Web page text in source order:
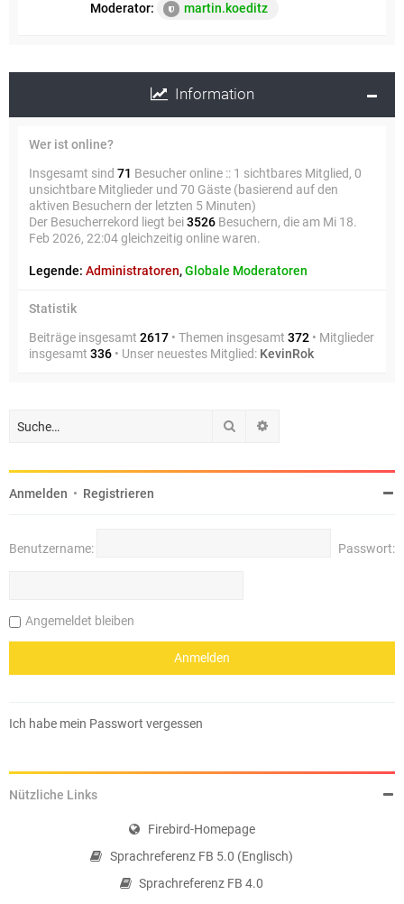
Moderator: martin.koeditz
Information
Wer ist online?
Insgesamt sind 71 Besucher online :: 1 sichtbares Mitglied, 0
unsichtbare Mitglieder und 70 Gäste (basierend auf den
aktiven Besuchern der letzten 5 Minuten)
Der Besucherrekord liegt bei3526 Besuchern, die am Mi 18.
Feb 2026, 22:04 gleichzeitig online waren.
Legende: Administratoren,Globale Moderatoren
Statistik
Beiträge insgesamt 2617 • Themen insgesamt 372 • Mitglieder
insgesamt 336 • Unser neuestes Mitglied: KevinRok
Suche
Anmelden • Registrieren
Benutzername: Passwort:
Angemeldet bleiben
Ich habe mein Passwort vergessen
Nützliche Links
Firebird-Homepage
Sprachreferenz FB 5.0 (Englisch)
Sprachreferenz FB 4.0